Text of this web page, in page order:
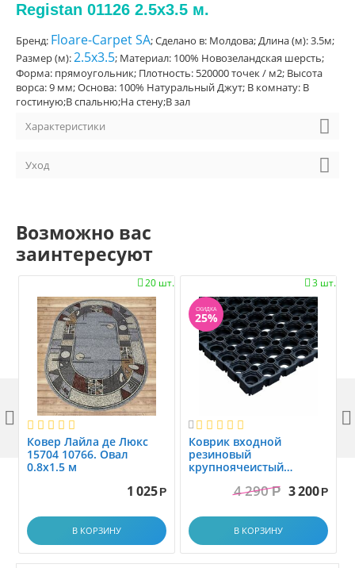
Registan 01126 2.5x3.5 м.
Бренд: Floare-Carpet SA; Сделано в: Молдова; Длина (м): 3.5м;
Размер (м):2.5x3.5; Материал: 100% Новозеландская шерсть;
Форма: прямоугольник; Плотность: 520000 точек / м2; Высота
ворса: 9 мм; Основа: 100% Натуральный Джут; В комнату: В
гостиную;В спальню;На стену;В зал
Характеристики
Уход
Возможно вас
заинтересуют
20 шт.

Ковер Лайла де Люкс
15704 10766. Овал
0.8x1.5 м
1 025 Р
В КОРЗИНУ
3 шт.

СКИДКА
25%

Коврик вxодной
резиновый
крупноячеистый
1.0x1.5 м4 290 Р 3 200 Р
В КОРЗИНУ
 